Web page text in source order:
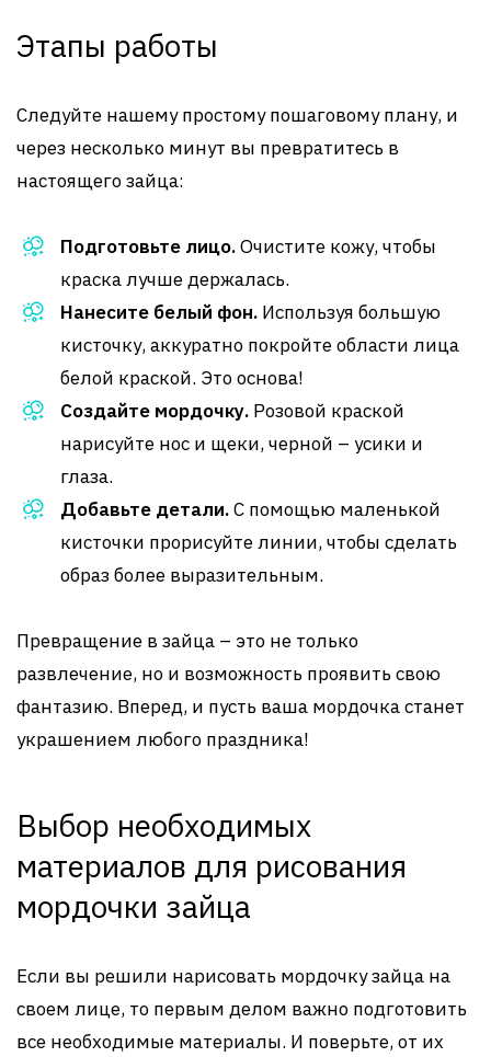
Этапы работы
Следуйте нашему простому пошаговому плану, и
через несколько минут вы превратитесь в
настоящего зайца:
Подготовьте лицо.Очистите кожу, чтобы
краска лучше держалась.
Нанесите белый фон. Используя большую
кисточку, аккуратно покройте области лица
белой краской. Это основа!
Создайте мордочку. Розовой краской
нарисуйте нос и щеки, черной – усики и
глаза.
Добавьте детали.С помощью маленькой
кисточки прорисуйте линии, чтобы сделать
образ более выразительным.
Превращение в зайца – это не только
развлечение, но и возможность проявить свою
фантазию. Вперед, и пусть ваша мордочка станет
украшением любого праздника!
Выбор необходимых
материалов для рисования
мордочки зайца
Если вы решили нарисовать мордочку зайца на
своем лице, то первым делом важно подготовить
все необходимые материалы. И поверьте, от их